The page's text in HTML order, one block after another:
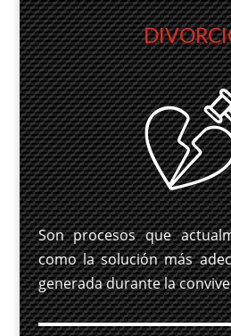
Son procesos que
como la solución más
generada durante la